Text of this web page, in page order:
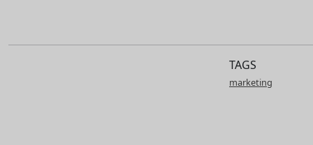
TAGS
marketing